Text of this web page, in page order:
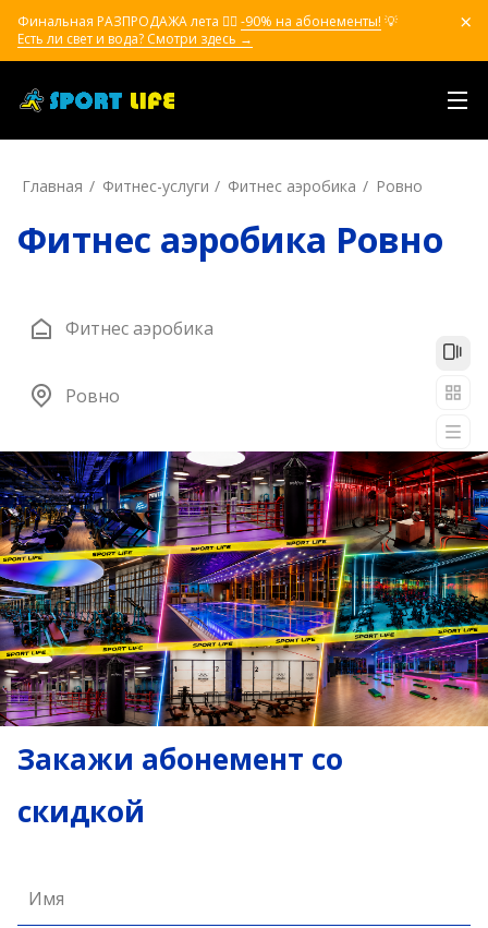
Финальная РАЗПРОДАЖА лета ❤️‍🔥 -90% на абонементы! 💡
Есть ли свет и вода? Смотри здесь →
Главная Фитнес-услуги Фитнес аэробика Ровно
Фитнес аэробика Ровно
Фитнес аэробика
Ровно
Закажи абонемент со
скидкой
Имя